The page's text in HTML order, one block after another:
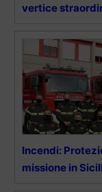
vertice
Incendi:
missione in